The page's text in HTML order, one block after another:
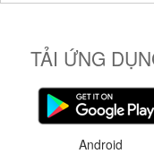
TẢI ỨNG
Android